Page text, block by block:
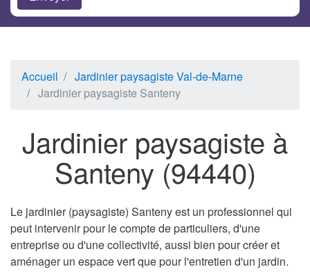
Accueil
Jardinier paysagiste Val-de-Marne
Jardinier paysagiste Santeny
Jardinier paysagiste à
Santeny (94440)
Le jardinier (paysagiste) Santeny est un professionnel qui
peut intervenir pour le compte de particuliers, d'une
entreprise ou d'une collectivité, aussi bien pour créer et
aménager un espace vert que pour l'entretien d'un jardin.